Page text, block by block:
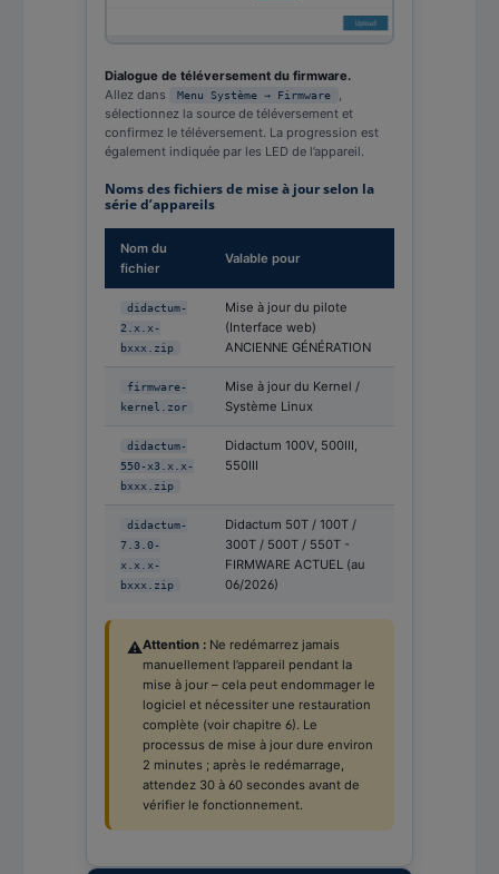
Dialogue de téléversement du firmware.
Allez dans
Menu Système → Firmware
sélectionnez la source de téléversement et
confirmez le téléversement. La progression est
également indiquée par les LED de l’appareil.
Noms des fichiers de mise à jour selon la
série d’appareils
Nom du
fichier
Valable pour
didactum-
2.x.x-
bxxx.zip
Mise à jour du pilote
(Interface web)
ANCIENNE GÉNÉRATION
firmware-
kernel.zor
Mise à jour du Kernel /
Système Linux
didactum-
550-x3.x.x-
bxxx.zip
Didactum 100V, 500III,
550III
didactum-
7.3.0-
x.x.x-
bxxx.zip
Didactum 50T / 100T /
300T / 500T / 550T -
FIRMWARE ACTUEL (au
06/2026)
⚠️Attention : Ne redémarrez jamais
manuellement l’appareil pendant la
mise à jour – cela peut endommager le
logiciel et nécessiter une restauration
complète (voir chapitre 6). Le
processus de mise à jour dure environ
2 minutes ; après le redémarrage,
attendez 30 à 60 secondes avant de
vérifier le fonctionnement.